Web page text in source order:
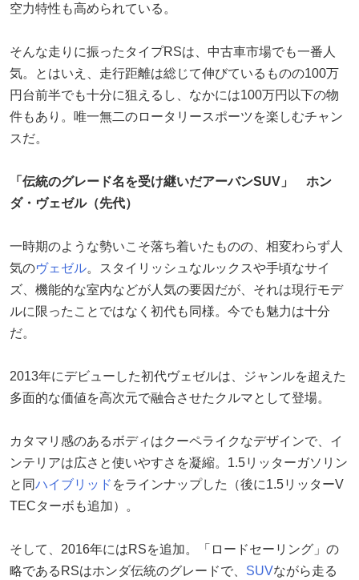
空力特性も高められている。
そんな走りに振ったタイプRSは、中古車市場でも一番人
気。とはいえ、走行距離は総じて伸びているものの100万
円台前半でも十分に狙えるし、なかには100万円以下の物
件もあり。唯一無二のロータリースポーツを楽しむチャン
スだ。
「伝統のグレード名を受け継いだアーバンSUV」 ホン
ダ・ヴェゼル（先代）
一時期のような勢いこそ落ち着いたものの、相変わらず人
気のヴェゼル。スタイリッシュなルックスや手頃なサイ
ズ、機能的な室内などが人気の要因だが、それは現行モデ
ルに限ったことではなく初代も同様。今でも魅力は十分
だ。
2013年にデビューした初代ヴェゼルは、ジャンルを超えた
多面的な価値を高次元で融合させたクルマとして登場。
カタマリ感のあるボディはクーペライクなデザインで、イ
ンテリアは広さと使いやすさを凝縮。1.5リッターガソリン
と同ハイブリッド をラインナップした（後に1.5リッターV
TECターボも追加）。
そして、2016年にはRSを追加。「ロードセーリング」の
略であるRSはホンダ伝統のグレードで、 SUVながら走る